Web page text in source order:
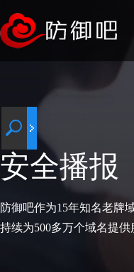
安全播报
防御吧作为15年知名老牌
持续为500多万个域名提